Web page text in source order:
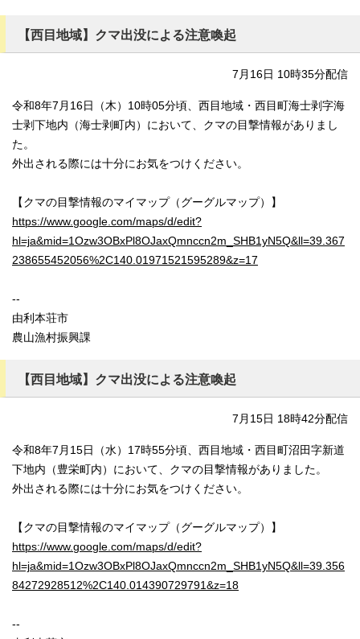
【西目地域】クマ出没による注意喚起
7月16日 10時35分配信
令和8年7月16日（木）10時05分頃、西目地域・西目町海士剥字海
士剥下地内（海士剥町内）において、クマの目撃情報がありまし
た。
外出される際には十分にお気をつけください。
【クマの目撃情報のマイマップ（グーグルマップ）】
https://www.google.com/maps/d/edit?
hl=ja&mid=1Ozw3OBxPl8OJaxQmnccn2m_SHB1yN5Q&ll=39.367
238655452056%2C140.01971521595289&z=17
--
由利本荘市
農山漁村振興課
【西目地域】クマ出没による注意喚起
7月15日 18時42分配信
令和8年7月15日（水）17時55分頃、西目地域・西目町沼田字新道
下地内（豊栄町内）において、クマの目撃情報がありました。
外出される際には十分にお気をつけください。
【クマの目撃情報のマイマップ（グーグルマップ）】
https://www.google.com/maps/d/edit?
hl=ja&mid=1Ozw3OBxPl8OJaxQmnccn2m_SHB1yN5Q&ll=39.356
84272928512%2C140.014390729791&z=18
--